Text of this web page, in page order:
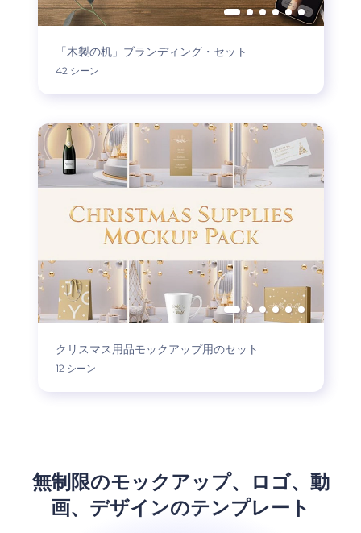
「木製の机」ブランディング・セット
42 シーン
クリスマス用品モックアップ用のセット
12 シーン
無制限のモックアップ、ロゴ、動
画、デザインのテンプレート